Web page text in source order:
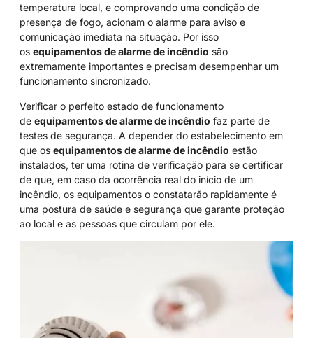
temperatura local, e comprovando uma condição de
presença de fogo, acionam o alarme para aviso e
comunicação imediata na situação. Por isso
os equipamentos de alarme de incêndio são
extremamente importantes e precisam desempenhar um
funcionamento sincronizado.
Verificar o perfeito estado de funcionamento
de equipamentos de alarme de incêndio faz parte de
testes de segurança. A depender do estabelecimento em
que os equipamentos de alarme de incêndio estão
instalados, ter uma rotina de verificação para se certificar
de que, em caso da ocorrência real do início de um
incêndio, os equipamentos o constatarão rapidamente é
uma postura de saúde e segurança que garante proteção
ao local e as pessoas que circulam por ele.